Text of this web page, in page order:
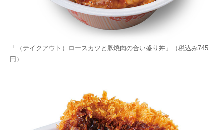
「（テイクアウト）ロースカツと豚焼肉の合い盛り丼」（税込み745
円）